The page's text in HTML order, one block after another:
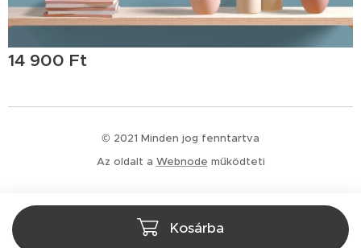
14 900 Ft
Kosárba
© 2021 Minden jog fenntartva
Az oldalt a Webnode működteti